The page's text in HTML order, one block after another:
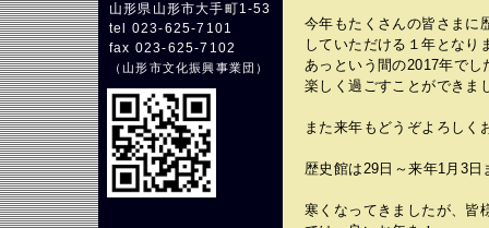
山形県山形市大手町1-53
tel 023-625-7101
fax 023-625-7102
（山形市文化振興事業団 ）
今年もたくさんの皆さまに
していただける１年となり
あっという間の2017年でし
楽しく過ごすことができま
また来年もどうぞよろしく
歴史館は29日～来年1月3日
寒くなってきましたが、皆